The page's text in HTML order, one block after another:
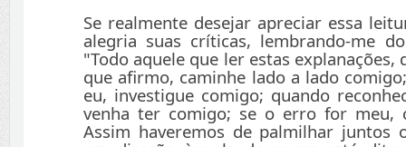
Se realmente desejar apreciar essa
alegria suas críticas, lembrando-me
"Todo aquele que ler estas
que afirmo, caminhe lado a lado
eu, investigue comigo; quando
venha ter comigo; se o erro for meu,
Assim haveremos de palmilhar juntos